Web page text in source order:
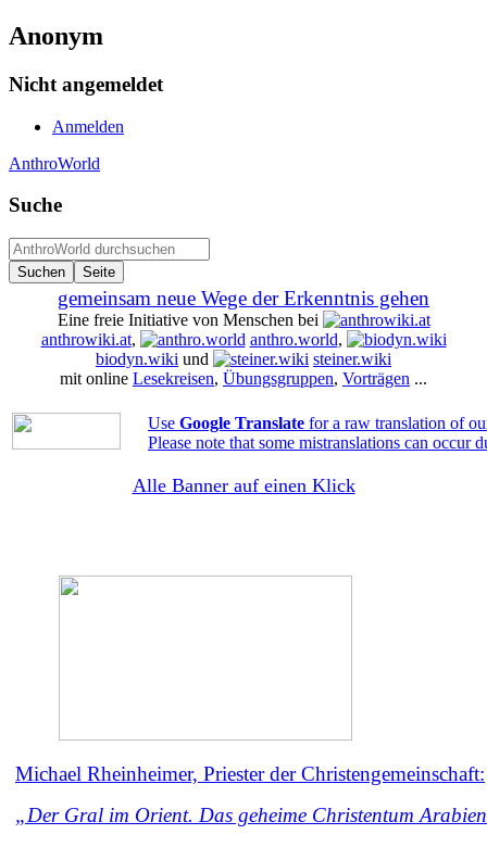
Anonym
Nicht angemeldet
Anmelden
AnthroWorld
Suche
gemeinsam neue Wege der Erkenntnis gehen
Eine freie Initiative von Menschen bei
anthrowiki.at, anthro.world,
biodyn.wiki und
steiner.wiki
mit online Lesekreisen, Übungsgruppen, Vorträgen ...
Use Google Translate for a raw translation of
Please note that some mistranslations can occur
Alle Banner auf einen Klick
Michael Rheinheimer, Priester der Christengemeinschaft:
„Der Gral im Orient. Das geheime Christentum